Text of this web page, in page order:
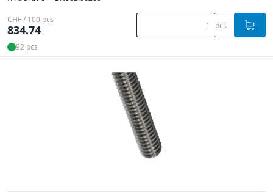
CHF / 100 pcs
834.74 pcs
92 pcs